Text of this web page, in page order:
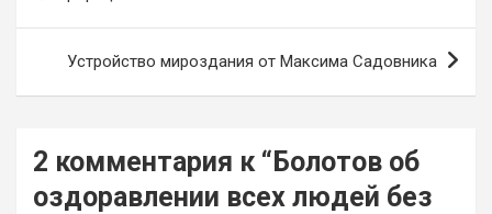
Устройство мироздания от Максима Садовника
2 комментария к “ Болотов об
оздоравлении всех людей без